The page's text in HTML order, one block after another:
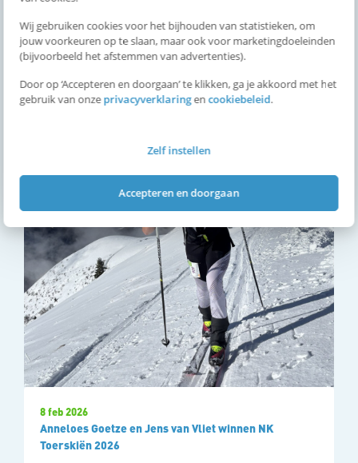
Wij gebruiken cookies voor het bijhouden van statistieken, om
jouw voorkeuren op te slaan, maar ook voor marketingdoeleinden
(bijvoorbeeld het afstemmen van advertenties).
Door op ‘Accepteren en doorgaan’ te klikken, ga je akkoord met het
gebruik van onzeprivacyverklaringencookiebeleid.
Zelf instellen
Accepteren en doorgaan
Artikelen over Skimountaineeringteam
Uitslagen
8 feb 2026
Anneloes Goetze en Jens van Vliet winnen NK
Toerskiën 2026